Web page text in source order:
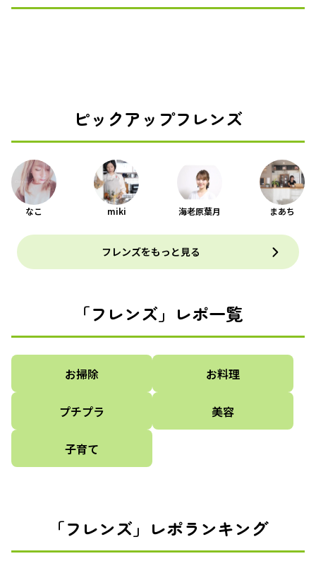
ピックアップフレンズ
なこ miki 海老原葉月 まあち
フレンズをもっと見る
「フレンズ」レポ一覧
お掃除 お料理
プチプラ 美容
子育て
「フレンズ」レポランキング